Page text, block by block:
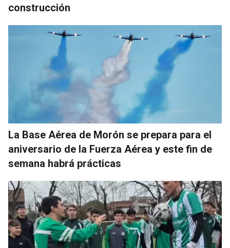
construcción
La Base Aérea de Morón se prepara para el
aniversario de la Fuerza Aérea y este fin de
semana habrá prácticas